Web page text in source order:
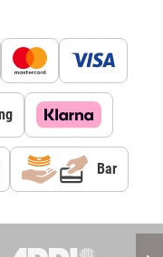
Bar